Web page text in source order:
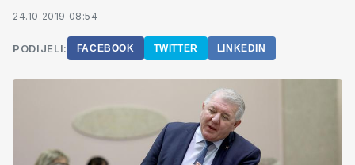
24.10.2019 08:54
PODIJELI: FACEBOOK TWITTER LINKEDIN